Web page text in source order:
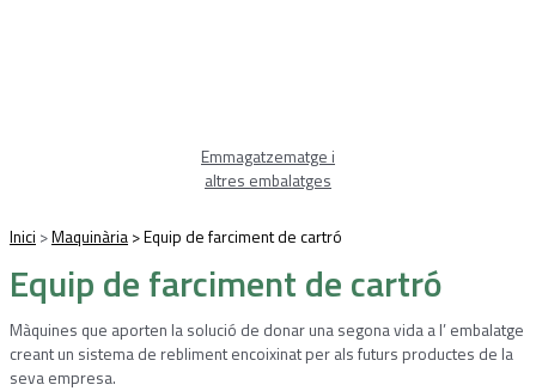
Emmagatzematge i
altres embalatges
Inici >Maquinària >Equip de farciment de cartró
Equip de farciment de cartró
Màquines que aporten la solució de donar una segona vida a l’ embalatge
creant un sistema de rebliment encoixinat per als futurs productes de la
seva empresa.